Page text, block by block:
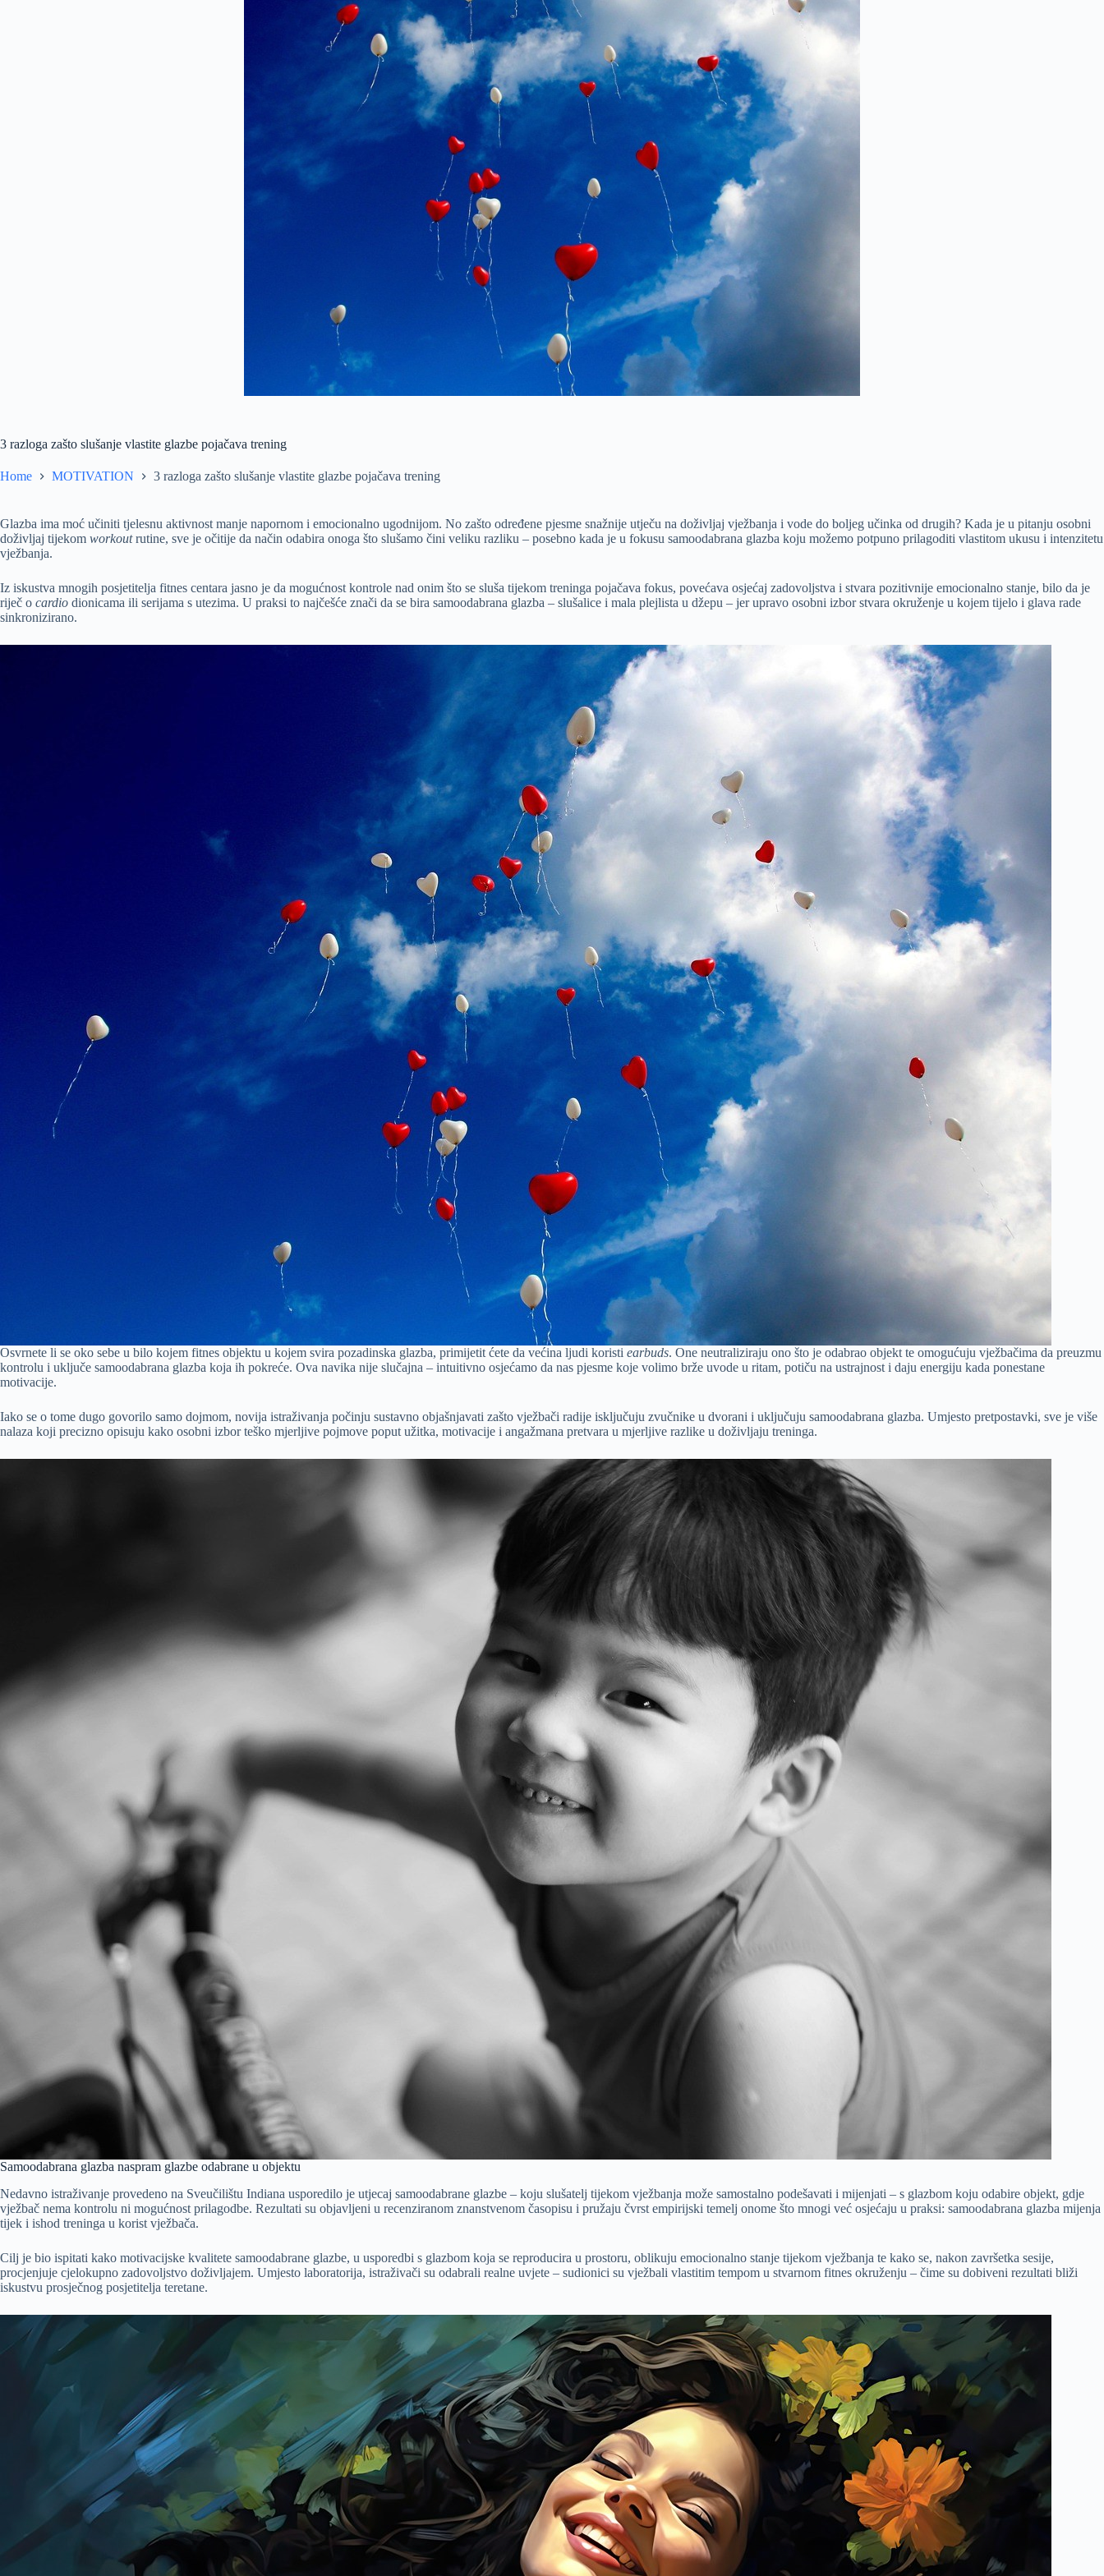
3 razloga zašto slušanje vlastite glazbe pojačava trening
Home MOTIVATION 3 razloga zašto slušanje vlastite glazbe pojačava trening
Glazba ima moć učiniti tjelesnu aktivnost manje napornom i emocionalno ugodnijom. No zašto određene pjesme snažnije utječu na doživljaj vježbanja i vode do boljeg učinka od drugih? Kada je u pitanju osobni
doživljaj tijekom workoutrutine, sve je očitije da način odabira onoga što slušamo čini veliku razliku – posebno kada je u fokusu samoodabrana glazba koju možemo potpuno prilagoditi vlastitom ukusu i intenzitetu
vježbanja.
Iz iskustva mnogih posjetitelja fitnes centara jasno je da mogućnost kontrole nad onim što se sluša tijekom treninga pojačava fokus, povećava osjećaj zadovoljstva i stvara pozitivnije emocionalno stanje, bilo da je
riječ o cardio dionicama ili serijama s utezima. U praksi to najčešće znači da se bira samoodabrana glazba – slušalice i mala plejlista u džepu – jer upravo osobni izbor stvara okruženje u kojem tijelo i glava rade
sinkronizirano.
Osvrnete li se oko sebe u bilo kojem fitnes objektu u kojem svira pozadinska glazba, primijetit ćete da većina ljudi koristi earbuds. One neutraliziraju ono što je odabrao objekt te omogućuju vježbačima da preuzmu
kontrolu i uključe samoodabrana glazba koja ih pokreće. Ova navika nije slučajna – intuitivno osjećamo da nas pjesme koje volimo brže uvode u ritam, potiču na ustrajnost i daju energiju kada ponestane
motivacije.
Iako se o tome dugo govorilo samo dojmom, novija istraživanja počinju sustavno objašnjavati zašto vježbači radije isključuju zvučnike u dvorani i uključuju samoodabrana glazba. Umjesto pretpostavki, sve je više
nalaza koji precizno opisuju kako osobni izbor teško mjerljive pojmove poput užitka, motivacije i angažmana pretvara u mjerljive razlike u doživljaju treninga.
Samoodabrana glazba naspram glazbe odabrane u objektu
Nedavno istraživanje provedeno na Sveučilištu Indiana usporedilo je utjecaj samoodabrane glazbe – koju slušatelj tijekom vježbanja može samostalno podešavati i mijenjati – s glazbom koju odabire objekt, gdje
vježbač nema kontrolu ni mogućnost prilagodbe. Rezultati su objavljeni u recenziranom znanstvenom časopisu i pružaju čvrst empirijski temelj onome što mnogi već osjećaju u praksi: samoodabrana glazba mijenja
tijek i ishod treninga u korist vježbača.
Cilj je bio ispitati kako motivacijske kvalitete samoodabrane glazbe, u usporedbi s glazbom koja se reproducira u prostoru, oblikuju emocionalno stanje tijekom vježbanja te kako se, nakon završetka sesije,
procjenjuje cjelokupno zadovoljstvo doživljajem. Umjesto laboratorija, istraživači su odabrali realne uvjete – sudionici su vježbali vlastitim tempom u stvarnom fitnes okruženju – čime su dobiveni rezultati bliži
iskustvu prosječnog posjetitelja teretane.